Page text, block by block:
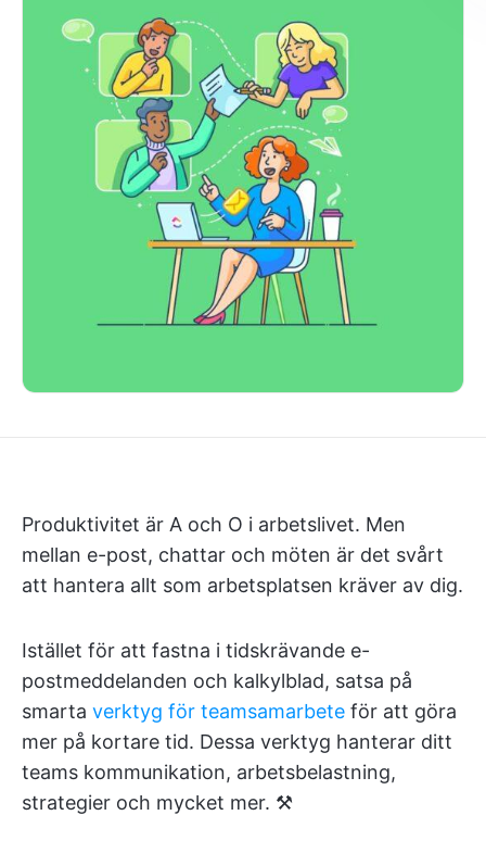
Produktivitet är A och O i arbetslivet. Men
mellan e-post, chattar och möten är det svårt
att hantera allt som arbetsplatsen kräver av dig.
Istället för att fastna i tidskrävande e-
postmeddelanden och kalkylblad, satsa på
smarta verktyg för teamsamarbete för att göra
mer på kortare tid. Dessa verktyg hanterar ditt
teams kommunikation, arbetsbelastning,
strategier och mycket mer. ⚒️